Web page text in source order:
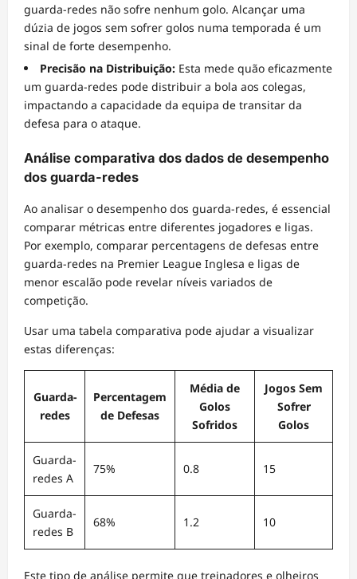
guarda-redes não sofre nenhum golo. Alcançar uma
dúzia de jogos sem sofrer golos numa temporada é um
sinal de forte desempenho.
Precisão na Distribuição: Esta mede quão eficazmente
um guarda-redes pode distribuir a bola aos colegas,
impactando a capacidade da equipa de transitar da
defesa para o ataque.
Análise comparativa dos dados de desempenho
dos guarda-redes
Ao analisar o desempenho dos guarda-redes, é essencial
comparar métricas entre diferentes jogadores e ligas.
Por exemplo, comparar percentagens de defesas entre
guarda-redes na Premier League Inglesa e ligas de
menor escalão pode revelar níveis variados de
competição.
Usar uma tabela comparativa pode ajudar a visualizar
estas diferenças:
Guarda-
redes
Percentagem
de Defesas
Média de
Golos
Sofridos
Jogos Sem
Sofrer
Golos
Guarda-
redes A
75% 0.8 15
Guarda-
redes B
68% 1.2 10
Este tipo de análise permite que treinadores e olheiros